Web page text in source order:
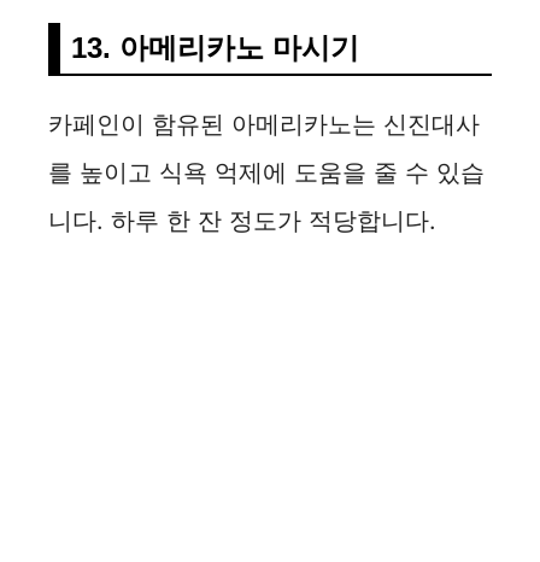
13. 아메리카노 마시기
카페인이 함유된 아메리카노는 신진대사
를 높이고 식욕 억제에 도움을 줄 수 있습
니다. 하루 한 잔 정도가 적당합니다.